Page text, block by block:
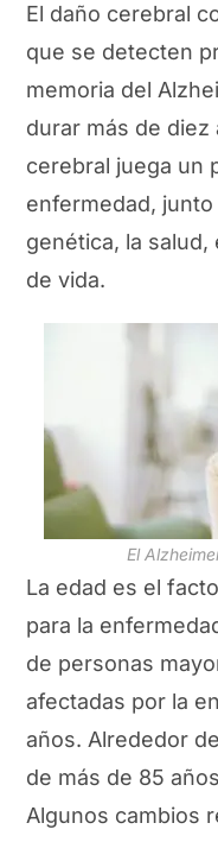
El daño cerebral
que se detecten
memoria del
durar más de diez
cerebral juega un
enfermedad,
genética, la
de vida.
El
La edad es el
para la
de personas
afectadas por la
años. Alrededor
de más de 85
Algunos cambios